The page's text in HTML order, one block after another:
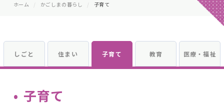
ホーム かごしまの暮らし 子育て
しごと 住まい 子育て 教育 医療・福祉
子育て